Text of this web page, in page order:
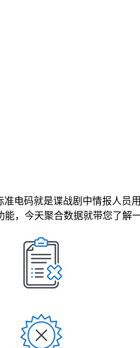
电码就是谍战剧中情报人员
，今天聚合数据就带您了解